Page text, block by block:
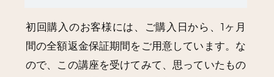
初回購入のお客様には、ご購入日から、1ヶ月
間の全額返金保証期間をご用意しています。な
ので、この講座を受けてみて、思っていたもの